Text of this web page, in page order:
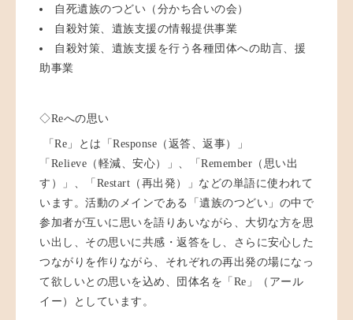
自死遺族のつどい（分かち合いの会）
自殺対策、遺族支援の情報提供事業
自殺対策、遺族支援を行う各種団体への助言、援
助事業
◇Reへの思い
「Re」とは「Response（返答、返事）」
「Relieve（軽減、安心）」、「Remember（思い出
す）」、「Restart（再出発）」などの単語に使われて
います。活動のメインである「遺族のつどい」の中で
参加者が互いに思いを語りあいながら、大切な方を思
い出し、その思いに共感・返答をし、さらに安心した
つながりを作りながら、それぞれの再出発の場になっ
て欲しいとの思いを込め、団体名を「Re」（アール
イー）としています。